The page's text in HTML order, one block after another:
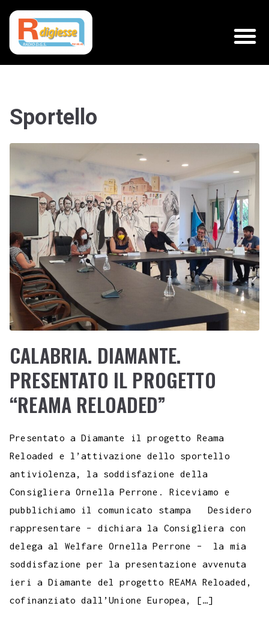
Sportello
CALABRIA. DIAMANTE.
PRESENTATO IL PROGETTO
“REAMA RELOADED”
Presentato a Diamante il progetto Reama
Reloaded e l’attivazione dello sportello
antiviolenza, la soddisfazione della
Consigliera Ornella Perrone. Riceviamo e
pubblichiamo il comunicato stampa Desidero
rappresentare – dichiara la Consigliera con
delega al Welfare Ornella Perrone – la mia
soddisfazione per la presentazione avvenuta
ieri a Diamante del progetto REAMA Reloaded,
cofinanziato dall’Unione Europea, […]